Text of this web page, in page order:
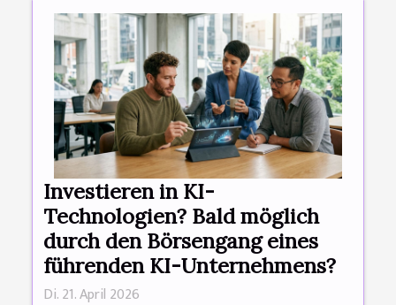
Investieren in KI-
Technologien? Bald möglich
durch den Börsengang eines
führenden KI-Unternehmens?
Di. 21. April 2026